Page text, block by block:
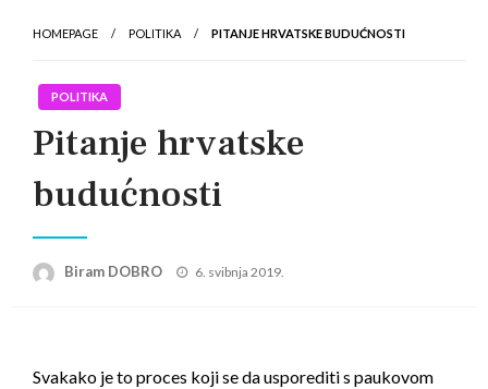
HOMEPAGE POLITIKA PITANJE HRVATSKE BUDUĆNOSTI
POLITIKA
Pitanje hrvatske
budućnosti
Biram DOBRO
Posted
6. svibnja 2019.
Svakako je to proces koji se da usporediti s paukovom